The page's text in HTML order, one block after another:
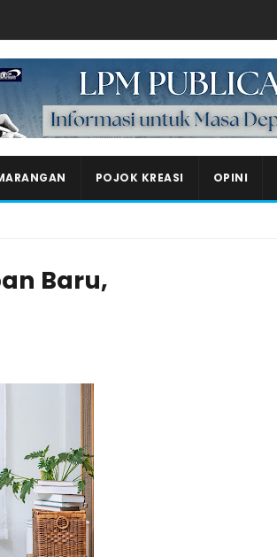
iklan disini! POJOK KREASI OPINI
Baru,